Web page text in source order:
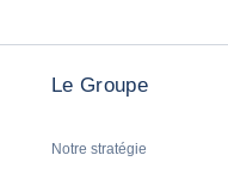
Le Groupe
Notre stratégie